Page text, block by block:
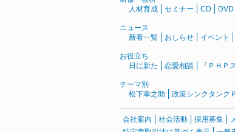
人材育成
セミナー CD
ニュース
新着一覧
おしらせ イベント
お役立ち
日に新た
恋愛相談 『ＰＨＰ
テーマ別
松下幸之助
政策シンクタンク
会社案内 社会活動 採用募集